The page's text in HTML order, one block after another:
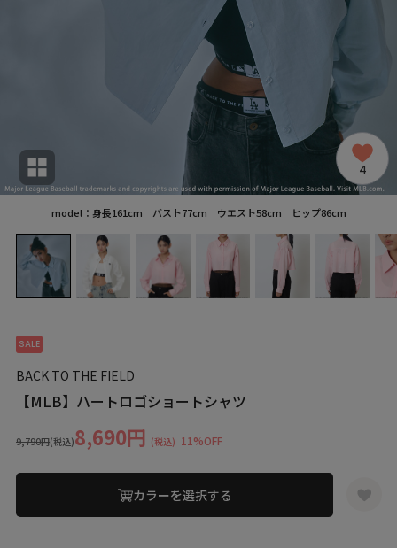
4
model：身長161cm バスト77cm ウエスト58cm ヒップ86cm
SALE
BACK TO THE FIELD
【MLB】ハートロゴショートシャツ
9,790円(税込)8,690円 (税込) 11%OFF
カラーを選択する